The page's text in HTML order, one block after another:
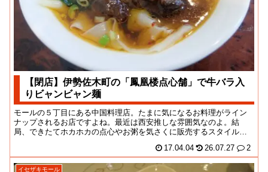
【閉店】伊勢佐木町の「鳳凰楼点心舗」で牛バラ入
りビャンビャン麺
モールの５丁目にある中国料理店。たまに気になるお料理がライン
ナップされるお店ですよね。最近は西安推しな雰囲気なのよ。結
局、できたてホカホカの点心やお粥を気さくに販売するスタイルは
17.04.04 26.07.27 2
イセザキモール